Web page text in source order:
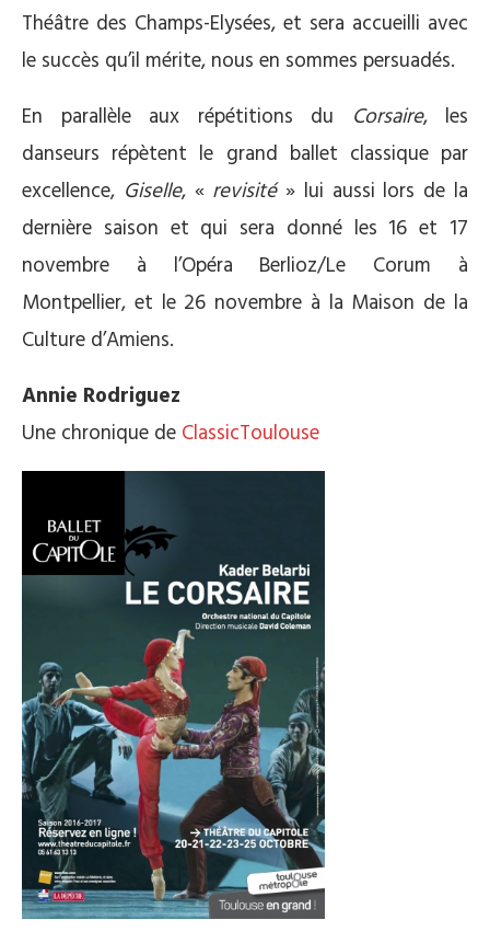
Théâtre des Champs-Elysées, et sera accueilli avec
le succès qu’il mérite, nous en sommes persuadés.
En parallèle aux répétitions du Corsaire, les
danseurs répètent le grand ballet classique par
excellence, Giselle, «revisité» lui aussi lors de la
dernière saison et qui sera donné les 16 et 17
novembre à l’Opéra Berlioz/Le Corum à
Montpellier, et le 26 novembre à la Maison de la
Culture d’Amiens.
Annie Rodriguez
Une chronique de ClassicToulouse